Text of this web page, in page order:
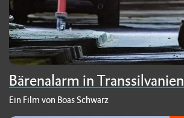
Bärenalarm in Transsilvanien
Ein Film von Boas Schwarz